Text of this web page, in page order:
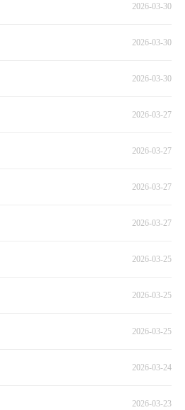
2026-03-30
2026-03-30
2026-03-30
2026-03-27
2026-03-27
2026-03-27
2026-03-27
2026-03-25
2026-03-25
2026-03-25
2026-03-24
2026-03-23